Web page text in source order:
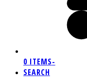
0 ITEMS-
SEARCH